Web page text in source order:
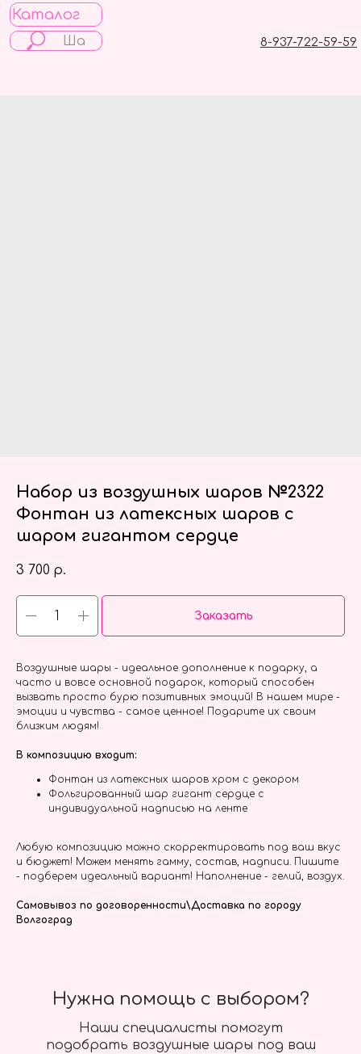
Каталог
8-937-722-59-59
Набор из воздушных шаров №2322
Фонтан из латексных шаров с
шаром гигантом сердце
3 700 р.
Заказать
Воздушные шары - идеальное дополнение к подарку, а
часто и вовсе основной подарок, который способен
вызвать просто бурю позитивных эмоций! В нашем мире -
эмоции и чувства - самое ценное! Подарите их своим
близким людям!
В композицию входит:
Фонтан из латексных шаров хром с декором
Фольгированный шар гигант сердце с
индивидуальной надписью на ленте
Любую композицию можно скорректировать под ваш вкус
и бюджет! Можем менять гамму, состав, надписи. Пишите
- подберем идеальный вариант! Наполнение - гелий, воздух.
Самовывоз по договоренности\Доставка по городу
Волгоград
Наши специалисты помогут
подобрать воздушные шары под ваш
Нужна помощь с выбором?